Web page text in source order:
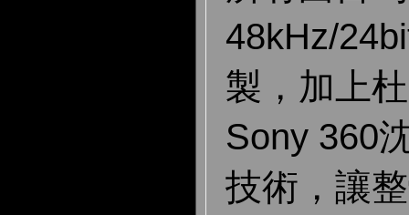
48kHz/
製，加上
Sony 360
技術，讓